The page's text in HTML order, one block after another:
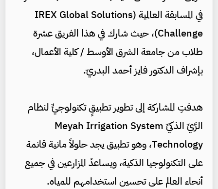
في المسابقة العالمية (IREX Global Solutions
Challenge)، حيث شارك في هذا الفريق عشرة
طلاب من جامعة الشرق الأوسط / كلية الأعمال،
بإشراف الدكتور فايز أحمد البدريّ.
هدفتِ المشاركة إلى تطوير تطبيقٍ تكنولوجيٍّ لنظام
الرَّيِّ الذكيِّ Meyah Irrigation System
Technology، وهو تطبيق يجد حلولاً مائية قائمة
على التكنولوجيا الذكية، ويساعدُ المزارعين في جميع
أنحاء العالم على تحسين استخدامهم للمياه.